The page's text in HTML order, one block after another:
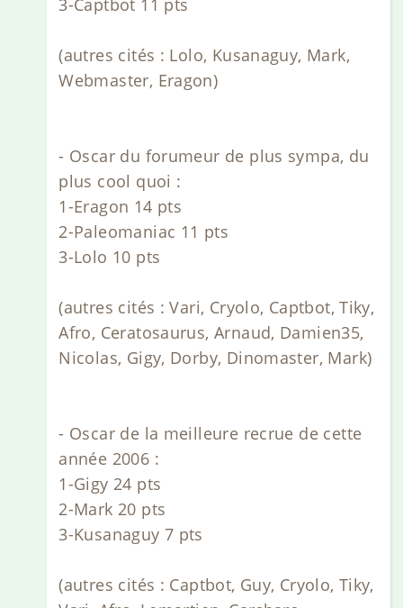
3-Captbot 11 pts
(autres cités : Lolo, Kusanaguy, Mark,
Webmaster, Eragon)
- Oscar du forumeur de plus sympa, du
plus cool quoi :
1-Eragon 14 pts
2-Paleomaniac 11 pts
3-Lolo 10 pts
(autres cités : Vari, Cryolo, Captbot, Tiky,
Afro, Ceratosaurus, Arnaud, Damien35,
Nicolas, Gigy, Dorby, Dinomaster, Mark)
- Oscar de la meilleure recrue de cette
année 2006 :
1-Gigy 24 pts
2-Mark 20 pts
3-Kusanaguy 7 pts
(autres cités : Captbot, Guy, Cryolo, Tiky,